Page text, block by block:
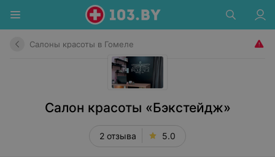
Салоны красоты в Гомеле
Салон красоты «Бэкстейдж»
2 отзыва 5.0